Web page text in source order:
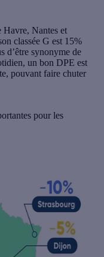
Havre, Nantes et
classée G est 15%
d’être synonyme de
un bon DPE est
pouvant faire chuter
pour les